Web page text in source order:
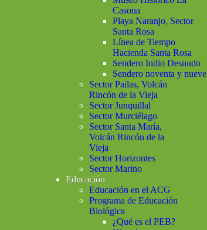
Casona
Playa Naranjo, Sector
Santa Rosa
Línea de Tiempo
Hacienda Santa Rosa
Sendero Indio Desnudo
Sendero noventa y nueve
Sector Pailas, Volcán
Rincón de la Vieja
Sector Junquillal
Sector Murciélago
Sector Santa María,
Volcán Rincón de la
Vieja
Sector Horizontes
Sector Marino
Educación
Educación en el ACG
Programa de Educación
Biológica
¿Qué es el PEB?